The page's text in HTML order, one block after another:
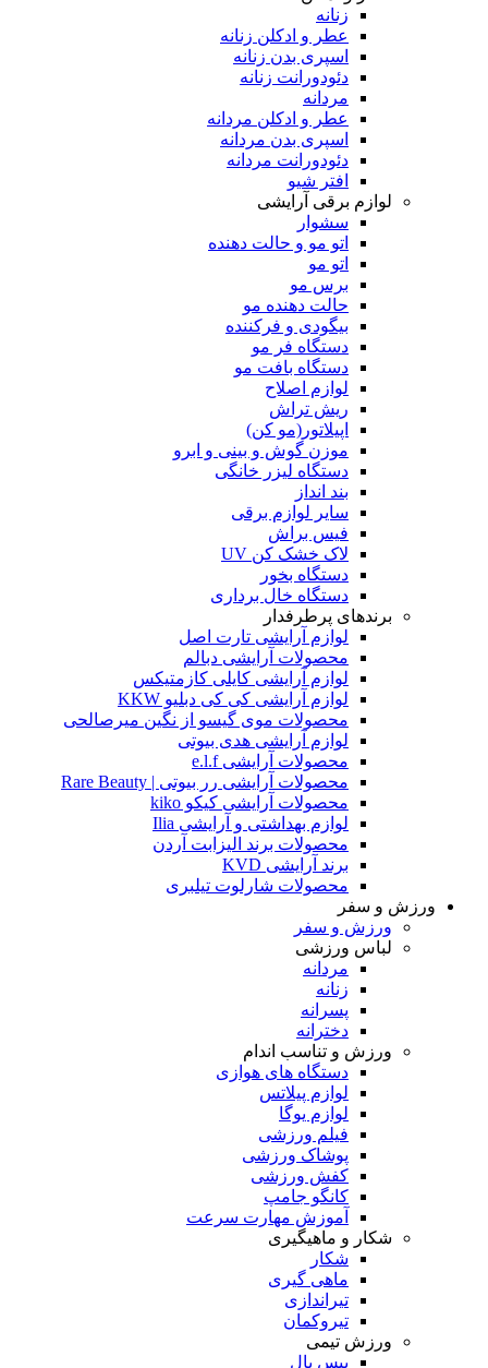
زنانه
عطر و ادکلن زنانه
اسپری بدن زنانه
دئودورانت زنانه
مردانه
عطر و ادکلن مردانه
اسپری بدن مردانه
دئودورانت مردانه
افتر شیو
لوازم برقی آرایشی
سشوار
اتو مو و حالت دهنده
اتو مو
برس مو
حالت دهنده مو
بیگودی و فرکننده
دستگاه فر مو
دستگاه بافت مو
لوازم اصلاح
ریش تراش
اپیلاتور(مو کن)
موزن گوش و بینی و ابرو
دستگاه لیزر خانگی
بند انداز
سایر لوازم برقی
فیس براش
لاک خشک کن UV
دستگاه بخور
دستگاه خال برداری
برندهای پرطرفدار
لوازم آرایشی تارت اصل
محصولات آرایشی دبالم
لوازم آرایشی کایلی کازمتیکس
لوازم آرایشی کی کی دبلیو KKW
محصولات موی گیسو از نگین میرصالحی
لوازم آرایشی هدی بیوتی
محصولات آرایشی e.l.f
محصولات آرایشی رر بیوتی | Rare Beauty
محصولات آرایشی کیکو kiko
لوازم بهداشتی و آرایشی Ilia
محصولات برند الیزابت آردن
برند آرایشی KVD
محصولات شارلوت تیلبری
ورزش و سفر
ورزش و سفر
لباس ورزشی
مردانه
زنانه
پسرانه
دخترانه
ورزش و تناسب اندام
دستگاه های هوازی
لوازم پیلاتس
لوازم یوگا
فیلم ورزشی
پوشاک ورزشی
کفش ورزشی
کانگو جامپ
آموزش مهارت سرعت
شکار و ماهیگیری
شکار
ماهی گیری
تیراندازی
تیروکمان
ورزش تیمی
بیس بال